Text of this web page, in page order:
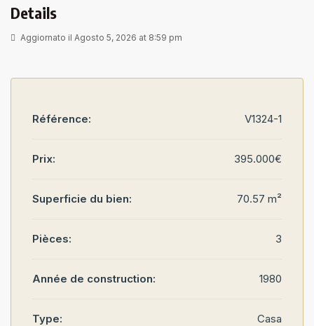
Details
Aggiornato il Agosto 5, 2026 at 8:59 pm
Référence: V1324-1
Prix: 395.000€
Superficie du bien: 70.57 m²
Pièces: 3
Année de construction: 1980
Type: Casa